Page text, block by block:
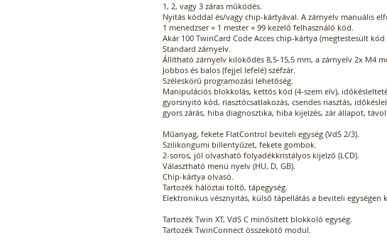
1, 2, vagy 3 záras működés.
Nyitás kóddal és/vagy chip-kártyával. A zárnyelv manuális
1 menedzser + 1 mester + 99 kezelő felhasználó kód.
Akár 100 TwinCard Code Acces chip-kártya (megtestesült
Standard zárnyelv.
Állítható zárnyelv kilökődés 8,5-15,5 mm, a zárnyelv 2x M4
Jobbos és balos (fejjel lefelé) széfzár.
Széleskörű programozási lehetőség.
Manipulációs blokkolás, kettős kód (4-szem elv),
gyorsnyitó kód, riasztócsatlakozás, csendes riasztás,
gyors zárás, hiba diagnosztika, hiba kijelzés, zár állapot,
Műanyag, fekete FlatControl beviteli egység (VdS 2/3).
Szilikongumi billentyűzet, fekete gombok.
2-soros, jól olvasható folyadékkristályos kijelző (LCD).
Választható menü nyelv (HU, D, GB).
Chip-kártya olvasó.
Tartozék hálóztai töltő, tápegység.
Elektronikus vésznyitás, külső tápellátás a beviteli egységen
Tartozék Twin XT, VdS C minősített blokkoló egység.
Tartozék TwinConnect összekötő modul.